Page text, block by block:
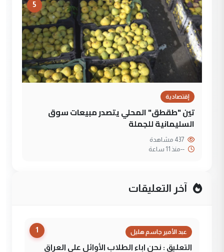
5
إقتصادية
تين "طقطق" المحلي يتصدر مبيعات سوق
السليمانية للجملة
--منذ 11 ساعة
آخر التعليقات
1 عبد الأمير جاسم هليل
التعليق : نحن اباء الطلاب الأوائل على العراق